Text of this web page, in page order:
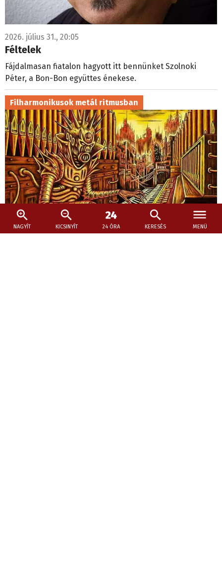
NAGYÍT KICSINYÍT 24 ÓRA KERESÉS MENÜ
2026. július 31., 20:05
Féltelek
Fájdalmasan fiatalon hagyott itt bennünket Szolnoki
Péter, a Bon-Bon együttes énekese.
Filharmonikusok metál ritmusban